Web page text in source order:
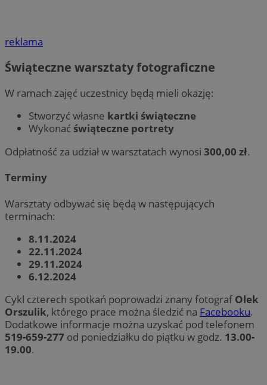
reklama
Świąteczne warsztaty fotograficzne
W ramach zajęć uczestnicy będą mieli okazję:
Stworzyć własne kartki świąteczne
Wykonać świąteczne portrety
Odpłatność za udział w warsztatach wynosi 300,00 zł.
Terminy
Warsztaty odbywać się będą w następujących
terminach:
8.11.2024
22.11.2024
29.11.2024
6.12.2024
Cykl czterech spotkań poprowadzi znany fotografOlek
Orszulik, którego prace można śledzić na Facebooku.
Dodatkowe informacje można uzyskać pod telefonem
519-659-277 od poniedziałku do piątku w godz. 13.00-
19.00.